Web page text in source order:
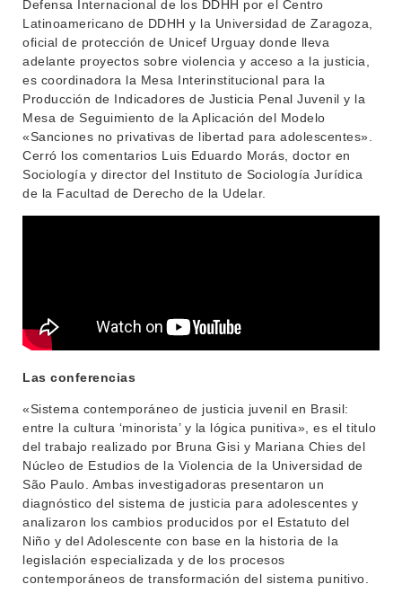
DEPARTAMENTOS
ENSEÑANZA
LLAMADOS
BEDELÍA
EVA FCS
OFERTA DE GRADO
POSGRADOS
BIBLIOTECA
Defensa Internacional de los DDHH por el Centro
Latinoamericano de DDHH y la Universidad de Zaragoza,
oficial de protección de Unicef Urguay donde lleva
adelante proyectos sobre violencia y acceso a la justicia,
es coordinadora la Mesa Interinstitucional para la
Producción de Indicadores de Justicia Penal Juvenil y la
Mesa de Seguimiento de la Aplicación del Modelo
«Sanciones no privativas de libertad para adolescentes».
Cerró los comentarios Luis Eduardo Morás, doctor en
Sociología y director del Instituto de Sociología Jurídica
de la Facultad de Derecho de la Udelar.
Las conferencias
«Sistema contemporáneo de justicia juvenil en Brasil:
entre la cultura ‘minorista’ y la lógica punitiva», es el titulo
del trabajo realizado por Bruna Gisi y Mariana Chies del
Núcleo de Estudios de la Violencia de la Universidad de
São Paulo. Ambas investigadoras presentaron un
diagnóstico del sistema de justicia para adolescentes y
analizaron los cambios producidos por el Estatuto del
Niño y del Adolescente con base en la historia de la
legislación especializada y de los procesos
contemporáneos de transformación del sistema punitivo.